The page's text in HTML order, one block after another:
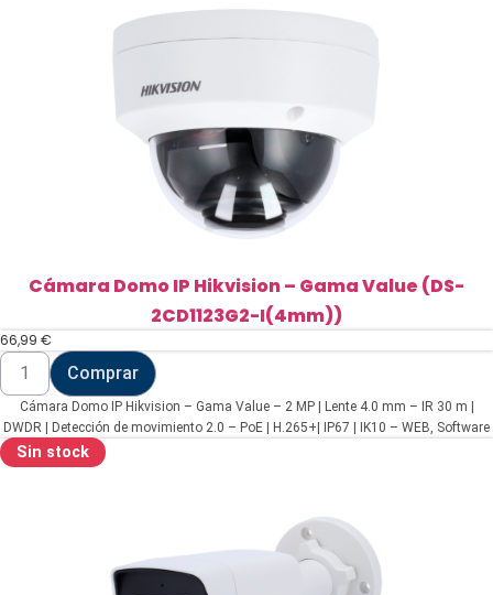
Cámara Domo IP Hikvision – Gama Value (DS-
2CD1123G2-I(4mm))
66,99 €
Cámara
Domo
IP
Hikvision
-
Gama
Value
Comprar
Cámara Domo IP Hikvision – Gama Value – 2 MP | Lente 4.0 mm – IR 30 m |
DWDR | Detección de movimiento 2.0 – PoE | H.265+| IP67 | IK10 – WEB, Software
Sin stock